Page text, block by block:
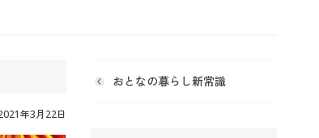
大きいサイズ メンズ
年3月22日
おとなの暮らし新常識